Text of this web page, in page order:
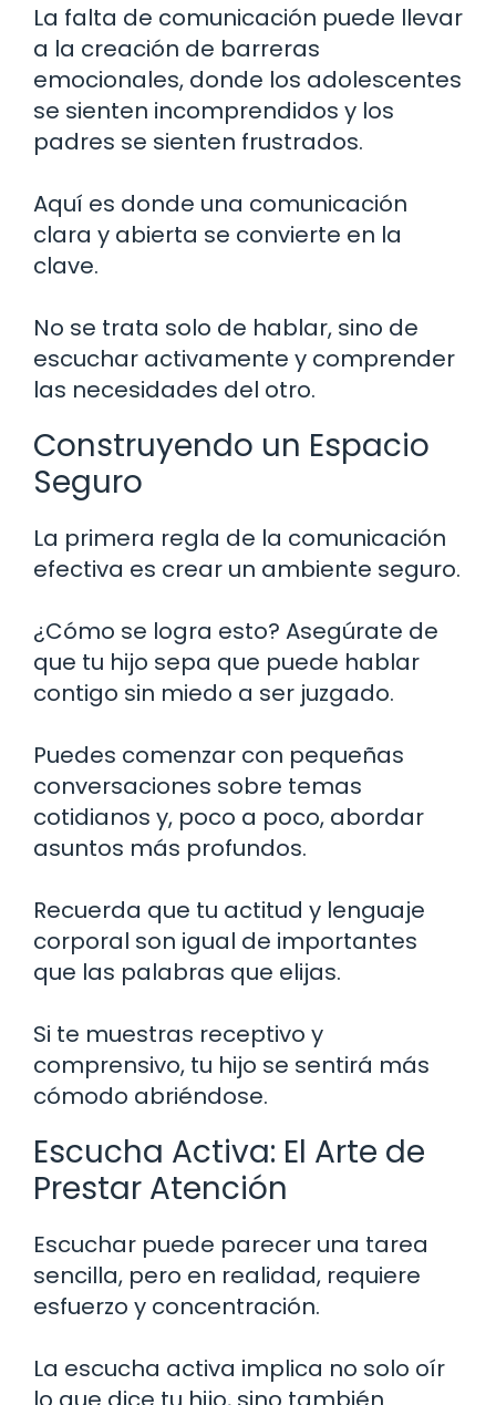
La falta de comunicación puede llevar
a la creación de barreras
emocionales, donde los adolescentes
se sienten incomprendidos y los
padres se sienten frustrados.
Aquí es donde una comunicación
clara y abierta se convierte en la
clave.
No se trata solo de hablar, sino de
escuchar activamente y comprender
las necesidades del otro.
Construyendo un Espacio
Seguro
La primera regla de la comunicación
efectiva es crear un ambiente seguro.
¿Cómo se logra esto? Asegúrate de
que tu hijo sepa que puede hablar
contigo sin miedo a ser juzgado.
Puedes comenzar con pequeñas
conversaciones sobre temas
cotidianos y, poco a poco, abordar
asuntos más profundos.
Recuerda que tu actitud y lenguaje
corporal son igual de importantes
que las palabras que elijas.
Si te muestras receptivo y
comprensivo, tu hijo se sentirá más
cómodo abriéndose.
Escucha Activa: El Arte de
Prestar Atención
Escuchar puede parecer una tarea
sencilla, pero en realidad, requiere
esfuerzo y concentración.
La escucha activa implica no solo oír